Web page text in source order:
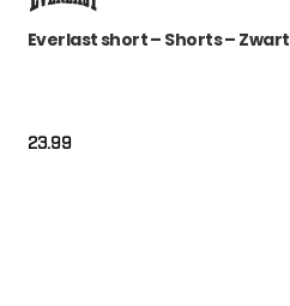
Everlast short – Shorts – Zwart
23.99